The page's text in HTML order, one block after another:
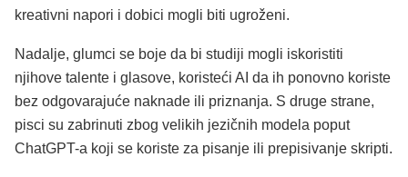
kreativni napori i dobici mogli biti ugroženi.
Nadalje, glumci se boje da bi studiji mogli iskoristiti
njihove talente i glasove, koristeći AI da ih ponovno koriste
bez odgovarajuće naknade ili priznanja. S druge strane,
pisci su zabrinuti zbog velikih jezičnih modela poput
ChatGPT-a koji se koriste za pisanje ili prepisivanje skripti.